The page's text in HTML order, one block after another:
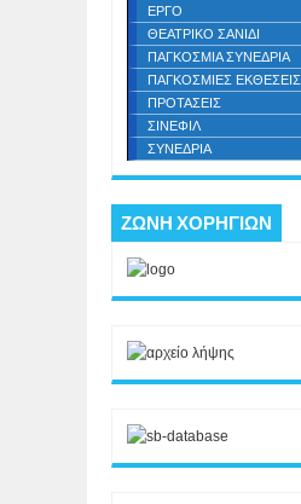
ΕΡΓΟ
ΘΕΑΤΡΙΚΟ ΣΑΝΙΔΙ
ΠΑΓΚΟΣΜΙΑ ΣΥΝΕΔΡΙΑ
ΠΑΓΚΟΣΜΙΕΣ ΕΚΘΕΣΕΙΣ
ΠΡΟΤΑΣΕΙΣ
ΣΙΝΕΦΙΛ
ΣΥΝΕΔΡΙΑ
ΖΩΝΗ ΧΟΡΗΓΙΩΝ